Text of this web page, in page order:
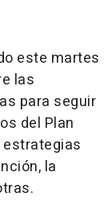
este martes
las
para seguir
del Plan
estrategias
la